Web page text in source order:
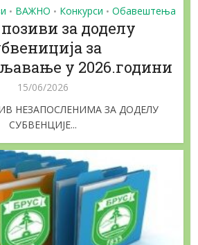
• ВАЖНО • Конкурси • Обавештења
за доделу
за
у 2026.години
15/06/2026
НЕЗАПОСЛЕНИМА ЗА ДОДЕЛУ
СУБВЕНЦИЈЕ...